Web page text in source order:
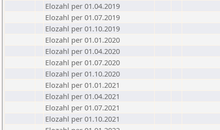
Elozahl per 01.04.2019
Elozahl per 01.07.2019
Elozahl per 01.10.2019
Elozahl per 01.01.2020
Elozahl per 01.04.2020
Elozahl per 01.07.2020
Elozahl per 01.10.2020
Elozahl per 01.01.2021
Elozahl per 01.04.2021
Elozahl per 01.07.2021
Elozahl per 01.10.2021